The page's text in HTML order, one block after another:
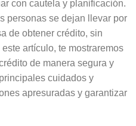
con cautela y planificación.
personas se dejan llevar por
de obtener crédito, sin
artículo, te mostraremos
de manera segura y
cuidados y
apresuradas y garantizar